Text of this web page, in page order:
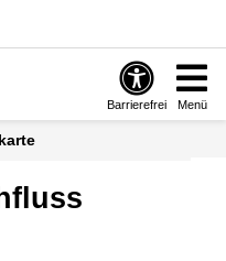
Barrierefrei Menü